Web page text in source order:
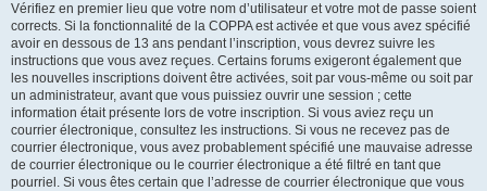
Vérifiez en premier lieu que votre nom d’utilisateur et votre mot de passe soient
corrects. Si la fonctionnalité de la COPPA est activée et que vous avez spécifié
avoir en dessous de 13 ans pendant l’inscription, vous devrez suivre les
instructions que vous avez reçues. Certains forums exigeront également que
les nouvelles inscriptions doivent être activées, soit par vous-même ou soit par
un administrateur, avant que vous puissiez ouvrir une session ; cette
information était présente lors de votre inscription. Si vous aviez reçu un
courrier électronique, consultez les instructions. Si vous ne recevez pas de
courrier électronique, vous avez probablement spécifié une mauvaise adresse
de courrier électronique ou le courrier électronique a été filtré en tant que
pourriel. Si vous êtes certain que l’adresse de courrier électronique que vous